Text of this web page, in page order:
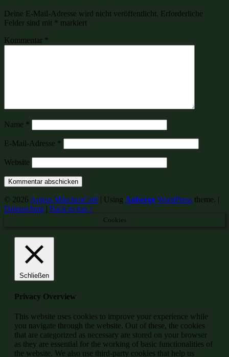
Deine E-Mail-Adresse wird nicht veröffentlicht. Erforderliche
Felder sind mit * markiert
Kommentar *
Name *
E-Mail-Adresse *
Website
© 2026 Anjess MärchenCafé | Using Auberge WordPress theme. |
Datenschutz | Back to top ↑
Cookies
Schließen
Privacy Overview
This website uses cookies to improve your experience while
you navigate through the website. Out of these, the cookies
that are categorized as necessary are stored on your browser
as they are essential for the working of basic functionalities of
the website. We also use third-party cookies that help us